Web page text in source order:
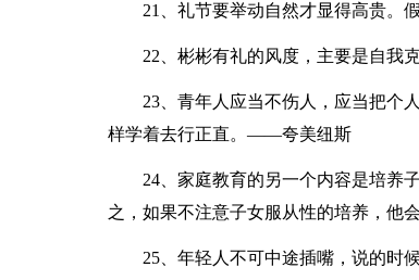
21、礼节要举动自然才显得高贵
22、彬彬有礼的风度，主要是自
23、青年人应当不伤人，应当把个
样学着去行正直。——夸美纽斯
24、家庭教育的另一个内容是培养
之，如果不注意子女服从性的培养，
25、年轻人不可中途插嘴，说的时